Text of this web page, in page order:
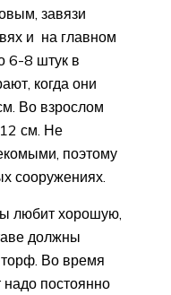
завязи
и на главном
6-8 штук в
когда они
Во взрослом
см. Не
поэтому
сооружениях.
любит хорошую,
должны
торф. Во время
надо постоянно